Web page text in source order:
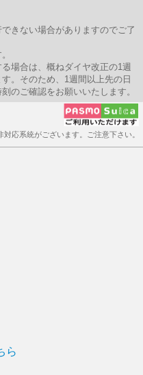
きない場合がありますのでご了
場合は、概ねダイヤ改正の1週
。そのため、1週間以上先の日
のご確認をお願いいたします。
応系統がございます。ご注意下さい。
ら